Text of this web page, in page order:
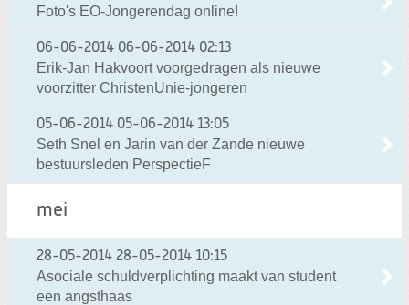
Foto's EO-Jongerendag online!
06-06-2014 06-06-2014 02:13
Erik-Jan Hakvoort voorgedragen als nieuwe
voorzitter ChristenUnie-jongeren
05-06-2014 05-06-2014 13:05
Seth Snel en Jarin van der Zande nieuwe
bestuursleden PerspectieF
mei
28-05-2014 28-05-2014 10:15
Asociale schuldverplichting maakt van student
een angsthaas